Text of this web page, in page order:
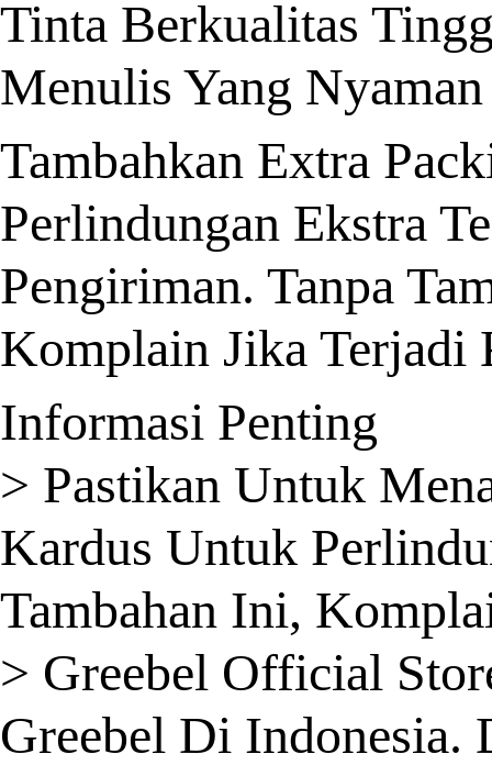
Tinta Berkualitas
Menulis Yang
Tambahkan Extra
Perlindungan Ekstra
Pengiriman. Tanpa
Komplain Jika Terjadi
Informasi Penting
> Pastikan Untuk
Kardus Untuk
Tambahan Ini,
> Greebel Official
Greebel Di